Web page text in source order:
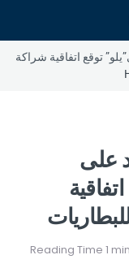
توقع اتفاقية شراكة
على